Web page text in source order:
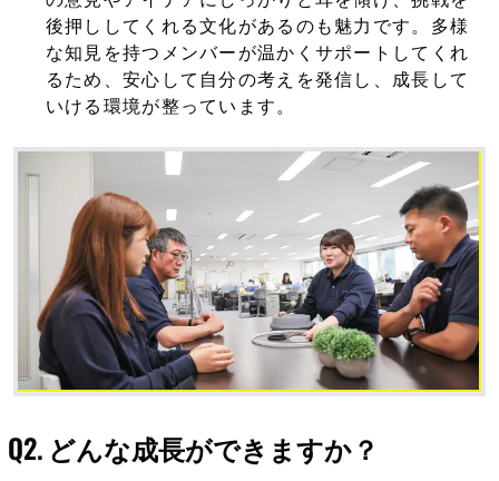
後押ししてくれる文化があるのも魅力です。多様
な知見を持つメンバーが温かくサポートしてくれ
るため、安心して自分の考えを発信し、成長して
いける環境が整っています。
どんな成長ができますか？